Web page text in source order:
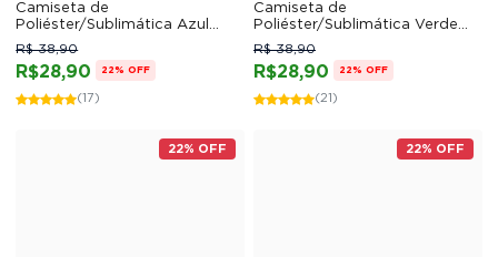
Camiseta de
Poliéster/Sublimática Azul
Bebê
R$28,90
R$ 38,90
22% OFF
(17)
Camiseta de
Poliéster/Sublimática Verde
Bandeira
R$28,90
R$ 38,90
22% OFF
(21)
22% OFF 22% OFF